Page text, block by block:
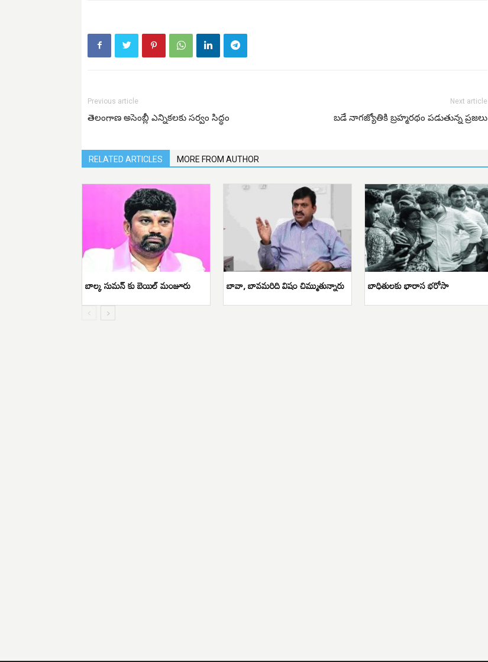
Previous article
తెలంగాణ అసెంబ్లీ ఎన్నికలకు సర్వం సిద్ధం
Next article
బడే నాగజ్యోతికి బ్రహ్మరథం పడుతున్న ప్రజలు
RELATED ARTICLES MORE FROM AUTHOR
బాల్క సుమన్ కు బెయిల్ మంజూరు బావా, బావమరిది విషం చిమ్ముతున్నారు బాధితులకు భారాస భరోసా